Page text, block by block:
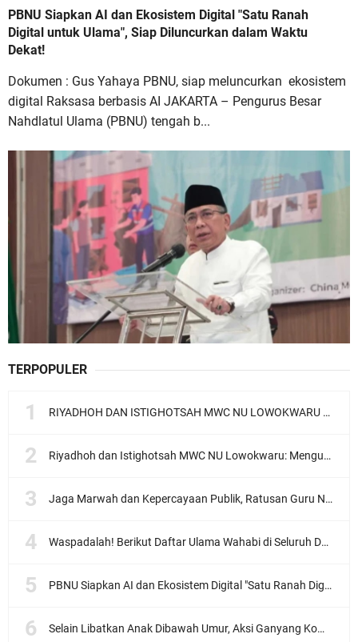
PBNU Siapkan AI dan Ekosistem Digital "Satu Ranah
Digital untuk Ulama", Siap Diluncurkan dalam Waktu
Dekat!
Dokumen : Gus Yahaya PBNU, siap meluncurkan ekosistem
digital Raksasa berbasis AI JAKARTA – Pengurus Besar
Nahdlatul Ulama (PBNU) tengah b...
TERPOPULER
RIYADHOH DAN ISTIGHOTSAH MWC NU LOWOKWARU Menyambut Muktamar NU ke-35, Meneguhkan Sanad Laku Para Muassis
Riyadhoh dan Istighotsah MWC NU Lowokwaru: Menguatkan Doa, Menjalin Ukhuwah Menyambut Muktamar NU ke-35
Jaga Marwah dan Kepercayaan Publik, Ratusan Guru Ngaji Kota Malang Serukan Deklarasi Ramah Anak
Waspadalah! Berikut Daftar Ulama Wahabi di Seluruh Dunia dan Karya-karyanya
PBNU Siapkan AI dan Ekosistem Digital "Satu Ranah Digital untuk Ulama", Siap Diluncurkan dalam Waktu Dekat!
Selain Libatkan Anak Dibawah Umur, Aksi Ganyang Komunis Jadi Sorotan Karena Ada Narasi Halal Sembelih Orang